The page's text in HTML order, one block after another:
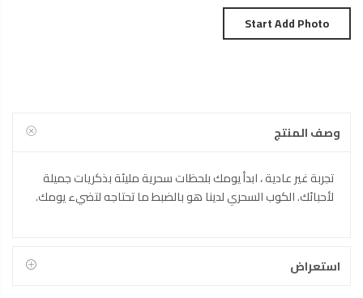
Start Add Photo
وصف المنتج
تجربة غير عادية ، ابدأ يومك بلحظات سحرية مليئة بذكريات جميلة
لأحبائك. الكوب السحري لدينا هو بالضبط ما تحتاجه لتضيء يومك.
استعراض